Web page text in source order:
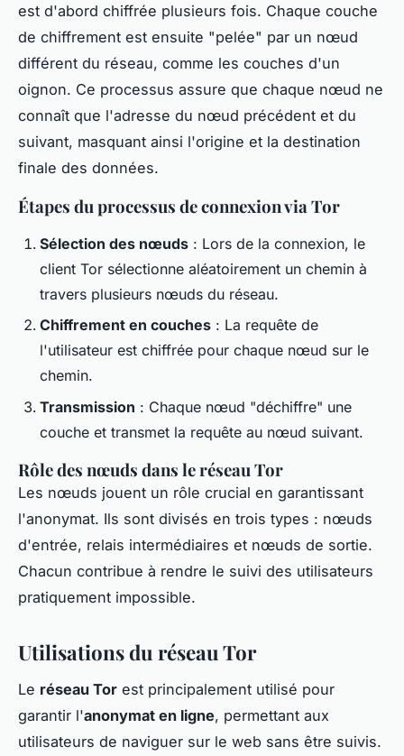
est d'abord chiffrée plusieurs fois. Chaque couche
de chiffrement est ensuite "pelée" par un nœud
différent du réseau, comme les couches d'un
oignon. Ce processus assure que chaque nœud ne
connaît que l'adresse du nœud précédent et du
suivant, masquant ainsi l'origine et la destination
finale des données.
Étapes du processus de connexion via Tor
Sélection des nœuds : Lors de la connexion, le
client Tor sélectionne aléatoirement un chemin à
travers plusieurs nœuds du réseau.
Chiffrement en couches : La requête de
l'utilisateur est chiffrée pour chaque nœud sur le
chemin.
Transmission : Chaque nœud "déchiffre" une
couche et transmet la requête au nœud suivant.
Rôle des nœuds dans le réseau Tor
Les nœuds jouent un rôle crucial en garantissant
l'anonymat. Ils sont divisés en trois types : nœuds
d'entrée, relais intermédiaires et nœuds de sortie.
Chacun contribue à rendre le suivi des utilisateurs
pratiquement impossible.
Utilisations du réseau Tor
Le réseau Tor est principalement utilisé pour
garantir l'anonymat en ligne, permettant aux
utilisateurs de naviguer sur le web sans être suivis.